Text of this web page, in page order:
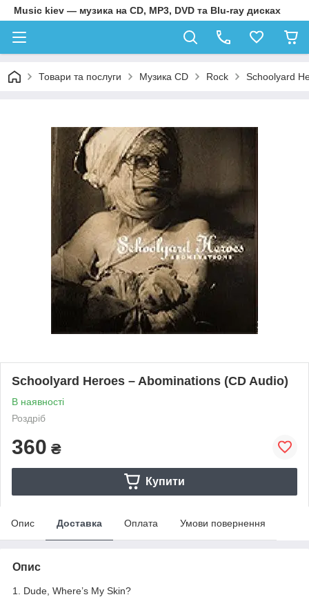
Music kiev — музика на CD, MP3, DVD та Blu-ray дисках
Товари та послуги Музика CD Rock Schoolyard
Schoolyard Heroes – Abominations (CD Audio)
В наявності
Роздріб
360 ₴
Купити
Опис Доставка Оплата Умови повернення
Опис
1. Dude, Where’s My Skin?